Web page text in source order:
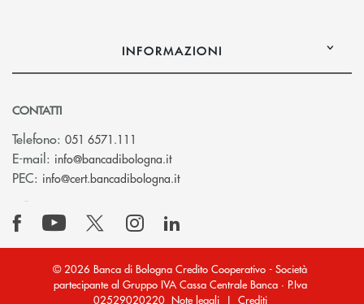
INFORMAZIONI
CONTATTI
Telefono: 051 6571.111
E-mail: info@bancadibologna.it(si apre l’app di posta elettronica)
PEC: info@cert.bancadibologna.it(si apre l’app di posta
© 2026 Banca di Bologna Credito Cooperativo - Società
partecipante al Gruppo IVA Cassa Centrale Banca · P.Iva
02529020220 Note legali| Crediti